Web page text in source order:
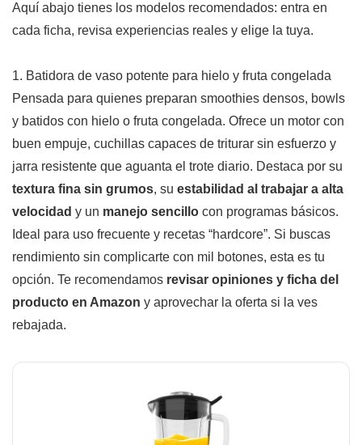
Aquí abajo tienes los modelos recomendados: entra en
cada ficha, revisa experiencias reales y elige la tuya.
1. Batidora de vaso potente para hielo y fruta congelada
Pensada para quienes preparan smoothies densos, bowls
y batidos con hielo o fruta congelada. Ofrece un motor con
buen empuje, cuchillas capaces de triturar sin esfuerzo y
jarra resistente que aguanta el trote diario. Destaca por su
textura fina sin grumos, su estabilidad al trabajar a alta
velocidad y un manejo sencillo con programas básicos.
Ideal para uso frecuente y recetas “hardcore”. Si buscas
rendimiento sin complicarte con mil botones, esta es tu
opción. Te recomendamos revisar opiniones y ficha del
producto en Amazon y aprovechar la oferta si la ves
rebajada.